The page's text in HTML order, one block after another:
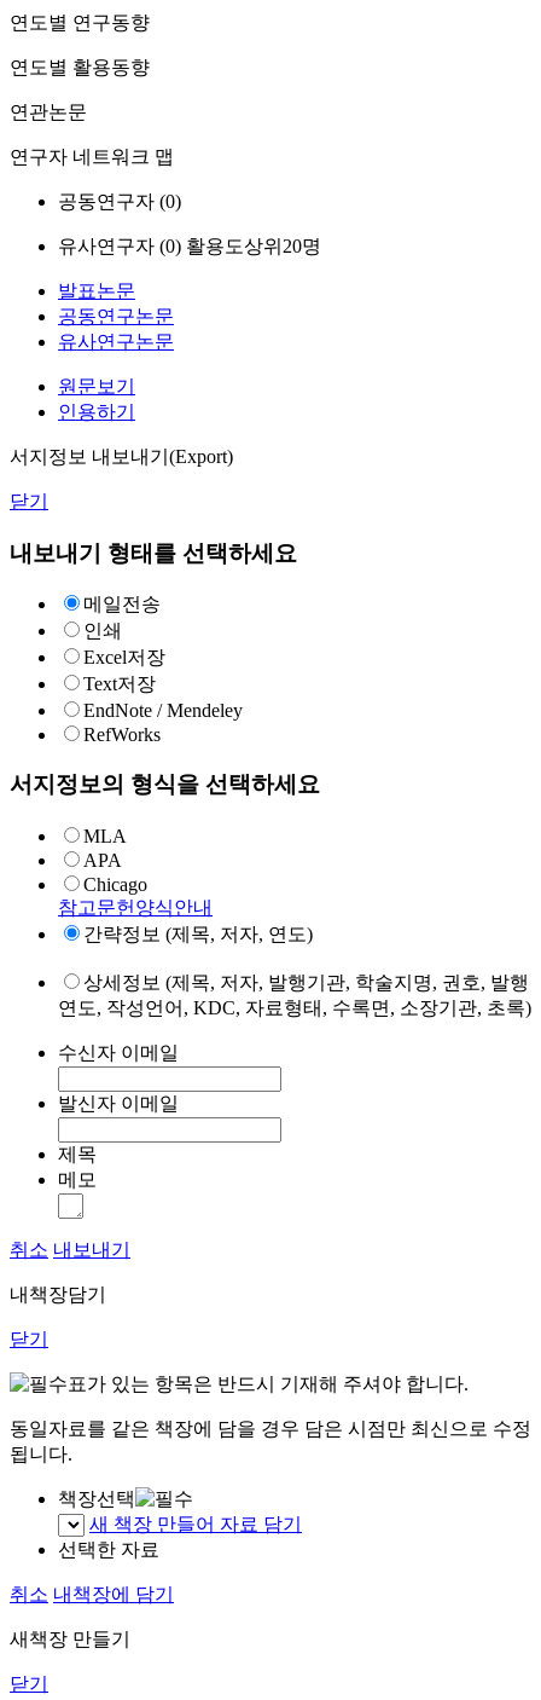
연도별 연구동향
연도별 활용동향
연관논문
연구자 네트워크 맵
공동연구자 (0)
유사연구자 (0) 활용도상위20명
발표논문
공동연구논문
유사연구논문
원문보기
인용하기
서지정보 내보내기(Export)
닫기
내보내기 형태를 선택하세요
메일전송
인쇄
Excel저장
Text저장
EndNote / Mendeley
RefWorks
서지정보의 형식을 선택하세요
MLA
APA
Chicago
참고문헌양식안내
간략정보 (제목, 저자, 연도)
상세정보 (제목, 저자, 발행기관, 학술지명, 권호, 발행
연도, 작성언어, KDC, 자료형태, 수록면, 소장기관, 초록)
수신자 이메일
발신자 이메일
제목
메모
취소 내보내기
내책장담기
닫기
표가 있는 항목은 반드시 기재해 주셔야 합니다.
동일자료를 같은 책장에 담을 경우 담은 시점만 최신으로 수정
됩니다.
책장선택
새 책장 만들어 자료 담기
선택한 자료
취소 내책장에 담기
새책장 만들기
닫기